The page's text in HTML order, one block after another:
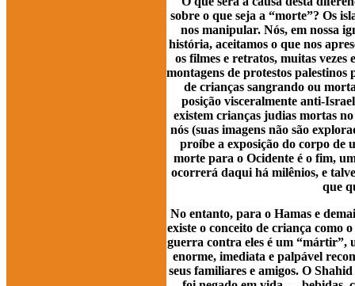
sobre o que seja a “morte”? Os
nos manipular. Nós, em nossa
história, aceitamos o que nos
os filmes e retratos, muitas
montagens de protestos
de crianças sangrando ou
posição visceralmente anti-
existem crianças judias mortas
nós (suas imagens não são
proíbe a exposição do corpo
morte para o Ocidente é o fim,
ocorrerá daqui há milênios, e
que
No entanto, para o Hamas e
existe o conceito de criança como
guerra contra eles é um “mártir”,
enorme, imediata e palpável
seus familiares e amigos. O